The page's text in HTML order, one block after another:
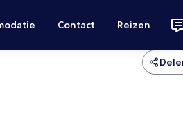
Contact Reizen